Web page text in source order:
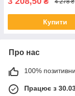
Купити
Про нас
100%
Працює з